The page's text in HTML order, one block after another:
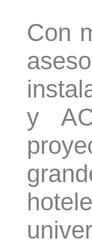
Con
y